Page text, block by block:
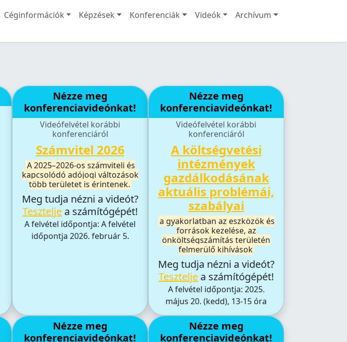
Céginformációk Képzések Konferenciák Videók Archívum
Nézze meg
konferenciavideónkat!
Videófelvétel korábbi
konferenciáról
Számvitel 2026
A 2025–2026-os számviteli és
kapcsolódó adójogi változások
több területet is érintenek.
Meg tudja nézni a videót?
Tesztelje a számítógépét!
A felvétel időpontja: A felvétel
időpontja 2026. február 5.
Nézze meg
konferenciavideónkat!
Videófelvétel korábbi
konferenciáról
A költségvetési
intézmények
gazdálkodásának
aktuális problémái,
szabályai
a gyakorlatban az eszközök és
források kezelése, az
önköltségszámítás területén
felmerülő kihívások
Meg tudja nézni a videót?
Tesztelje a számítógépét!
A felvétel időpontja: 2025.
május 20. (kedd), 13-15 óra
Nézze meg
konferenciavideónkat!
Nézze meg
konferenciavideónkat!